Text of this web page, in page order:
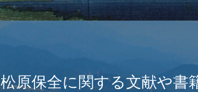
松原保全に関する文献や書